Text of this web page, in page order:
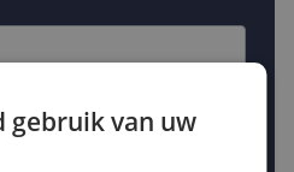
€
gebruik van uw